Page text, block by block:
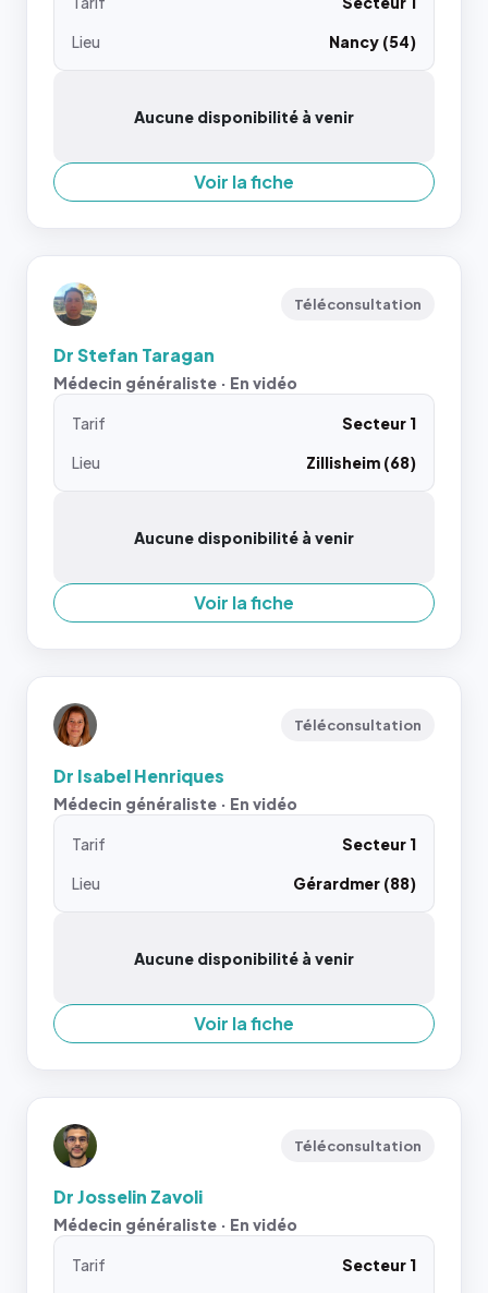
Lieu
Nancy (54)
Aucune disponibilité à venir
Voir la fiche
Téléconsultation
Dr Stefan Taragan
Médecin généraliste · En vidéo
Tarif
Secteur 1
Lieu
Zillisheim (68)
Aucune disponibilité à venir
Voir la fiche
Téléconsultation
Dr Isabel Henriques
Médecin généraliste · En vidéo
Tarif
Secteur 1
Lieu
Gérardmer (88)
Aucune disponibilité à venir
Voir la fiche
Téléconsultation
Dr Josselin Zavoli
Médecin généraliste · En vidéo
Tarif
Secteur 1